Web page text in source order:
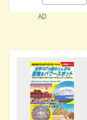
AD